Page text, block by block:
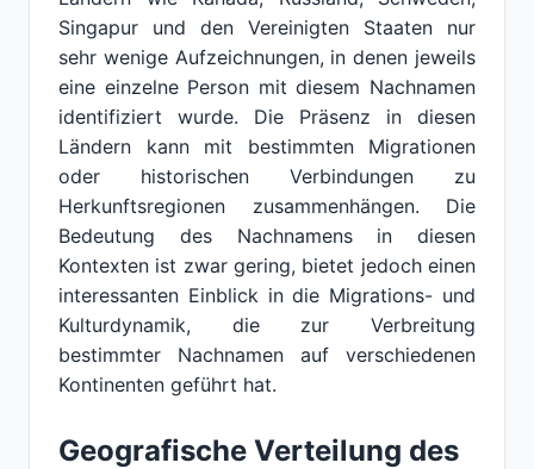
Singapur und den Vereinigten Staaten nur
sehr wenige Aufzeichnungen, in denen jeweils
eine einzelne Person mit diesem Nachnamen
identifiziert wurde. Die Präsenz in diesen
Ländern kann mit bestimmten Migrationen
oder historischen Verbindungen zu
Herkunftsregionen zusammenhängen. Die
Bedeutung des Nachnamens in diesen
Kontexten ist zwar gering, bietet jedoch einen
interessanten Einblick in die Migrations- und
Kulturdynamik, die zur Verbreitung
bestimmter Nachnamen auf verschiedenen
Kontinenten geführt hat.
Geografische Verteilung des